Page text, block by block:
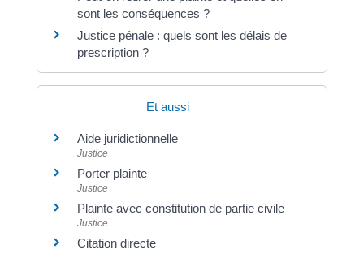
sont les conséquences ?
Justice pénale : quels sont les délais de
prescription ?
Et aussi
Aide juridictionnelle
Justice
Porter plainte
Justice
Plainte avec constitution de partie civile
Justice
Citation directe